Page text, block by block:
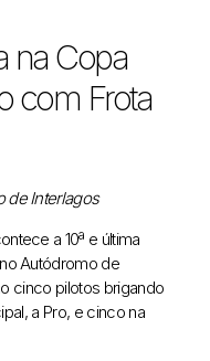
na Copa
com Frota
de Interlagos
a 10ª e última
Autódromo de
cinco pilotos brigando
a Pro, e cinco na